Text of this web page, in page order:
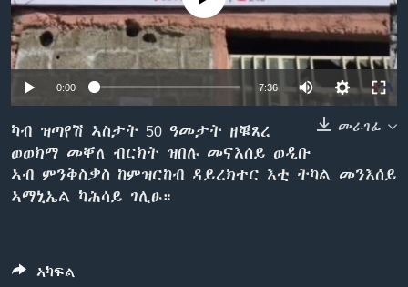
ቂሔ ጽልሚ
ቋንቋታት
0:00 7:36
መራገፊ
ካብ ዝጣየሽ ኣስታት 50 ዓመታት ዘቑጸረ
ወወክማ መቐለ ብርክት ዝበሉ መናእሰይ ወዲቡ
ኣብ ምንቅስቃስ ከምዝርከብ ዳይረክተር እቲ ትካል መንእሰይ
ኣማኒኤል ካሕሳይ ገሊፁ።
ኣካፍል